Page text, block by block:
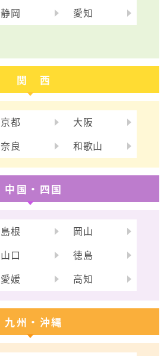
静岡
愛知
関 西
京都
大阪
奈良 和歌山
中国・四国
島根
岡山
山口
徳島
愛媛 高知
九州・沖縄